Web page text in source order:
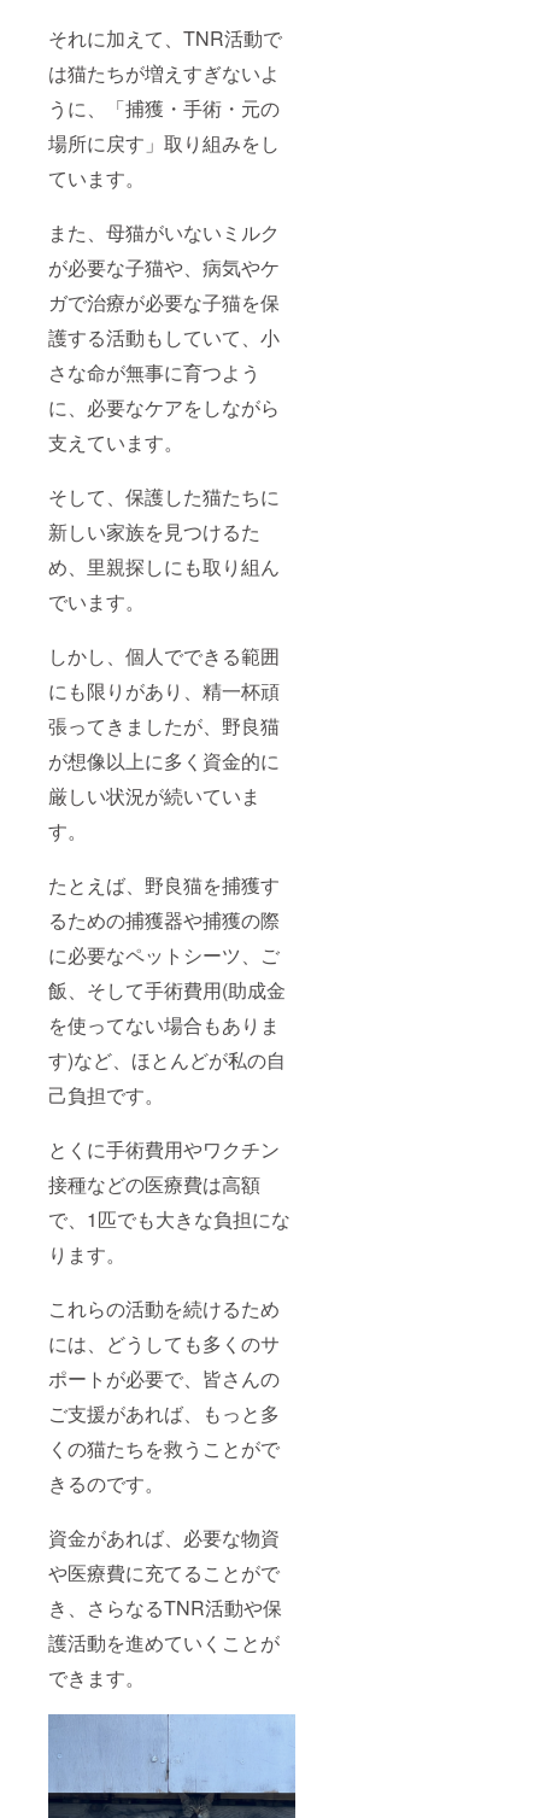
それに加えて、TNR活動で
は猫たちが増えすぎないよ
うに、「捕獲・手術・元の
場所に戻す」取り組みをし
ています。
また、母猫がいないミルク
が必要な子猫や、病気やケ
ガで治療が必要な子猫を保
護する活動もしていて、小
さな命が無事に育つよう
に、必要なケアをしながら
支えています。
そして、保護した猫たちに
新しい家族を見つけるた
め、里親探しにも取り組ん
でいます。
しかし、個人でできる範囲
にも限りがあり、精一杯頑
張ってきましたが、野良猫
が想像以上に多く資金的に
厳しい状況が続いていま
す。
たとえば、野良猫を捕獲す
るための捕獲器や捕獲の際
に必要なペットシーツ、ご
飯、そして手術費用(助成金
を使ってない場合もありま
す)など、ほとんどが私の自
己負担です。
とくに手術費用やワクチン
接種などの医療費は高額
で、1匹でも大きな負担にな
ります。
これらの活動を続けるため
には、どうしても多くのサ
ポートが必要で、皆さんの
ご支援があれば、もっと多
くの猫たちを救うことがで
きるのです。
資金があれば、必要な物資
や医療費に充てることがで
き、さらなるTNR活動や保
護活動を進めていくことが
できます。